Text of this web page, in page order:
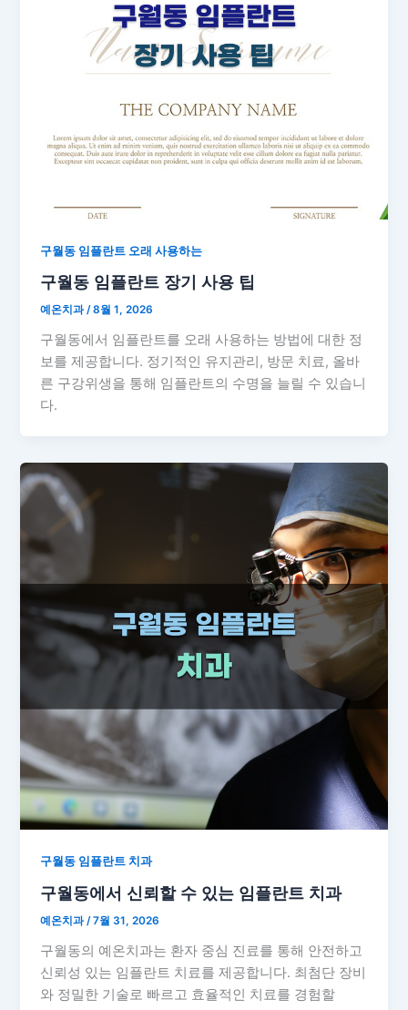
구월동 임플란트 오래 사용하는
구월동 임플란트 장기 사용 팁
예온치과/8월 1, 2026
구월동에서 임플란트를 오래 사용하는 방법에 대한 정
보를 제공합니다. 정기적인 유지관리, 방문 치료, 올바
른 구강위생을 통해 임플란트의 수명을 늘릴 수 있습니
다.
구월동 임플란트 치과
구월동에서 신뢰할 수 있는 임플란트 치과
예온치과 /7월 31, 2026
구월동의 예온치과는 환자 중심 진료를 통해 안전하고
신뢰성 있는 임플란트 치료를 제공합니다. 최첨단 장비
와 정밀한 기술로 빠르고 효율적인 치료를 경험할